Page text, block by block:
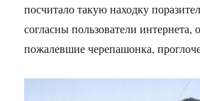
посчитало такую находку
согласны пользователи интернета,
пожалевшие черепашонка,